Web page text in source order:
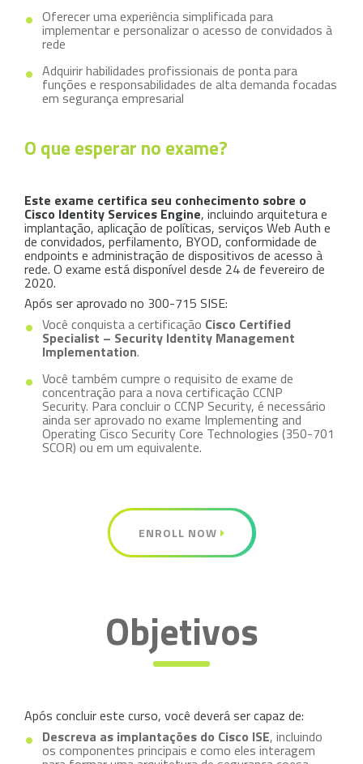
Oferecer uma experiência simplificada para
implementar e personalizar o acesso de convidados à
rede
Adquirir habilidades profissionais de ponta para
funções e responsabilidades de alta demanda focadas
em segurança empresarial
O que esperar no exame?
Este exame certifica seu conhecimento sobre o
Cisco Identity Services Engine, incluindo arquitetura e
implantação, aplicação de políticas, serviços Web Auth e
de convidados, perfilamento, BYOD, conformidade de
endpoints e administração de dispositivos de acesso à
rede. O exame está disponível desde 24 de fevereiro de
2020.
Após ser aprovado no 300-715 SISE:
Você conquista a certificação Cisco Certified
Specialist – Security Identity Management
Implementation.
Você também cumpre o requisito de exame de
concentração para a nova certificação CCNP
Security. Para concluir o CCNP Security, é necessário
ainda ser aprovado no exame Implementing and
Operating Cisco Security Core Technologies (350-701
SCOR) ou em um equivalente.
ENROLL NOW
Objetivos
Após concluir este curso, você deverá ser capaz de:
Descreva as implantações do Cisco ISE, incluindo
os componentes principais e como eles interagem